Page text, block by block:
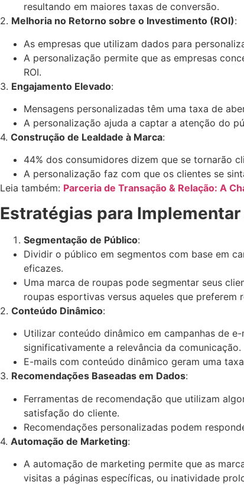
resultando em maiores taxas de conversão.
2. Melhoria no Retorno sobre o Investimento (ROI):
As empresas que utilizam dados para
A personalização permite que as empresas
ROI.
3. Engajamento Elevado:
Mensagens personalizadas têm uma taxa de
A personalização ajuda a captar a atenção do
4. Construção de Lealdade à Marca:
44% dos consumidores dizem que se tornarão
A personalização faz com que os clientes se
Leia também: Parceria de Transação & Relação: A
Estratégias para
Segmentação de Público:
Dividir o público em segmentos com base em
eficazes.
Uma marca de roupas pode segmentar seus
roupas esportivas versus aqueles que preferem
2. Conteúdo Dinâmico:
Utilizar conteúdo dinâmico em campanhas de
significativamente a relevância da comunicação.
E-mails com conteúdo dinâmico geram uma
3. Recomendações Baseadas em Dados:
Ferramentas de recomendação que utilizam
satisfação do cliente.
Recomendações personalizadas podem
4. Automação de Marketing:
A automação de marketing permite que as
visitas a páginas específicas, ou inatividade